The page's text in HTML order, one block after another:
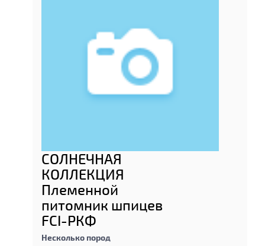
СОЛНЕЧНАЯ
КОЛЛЕКЦИЯ
Племенной
питомник шпицев
FCI-РКФ
Несколько пород